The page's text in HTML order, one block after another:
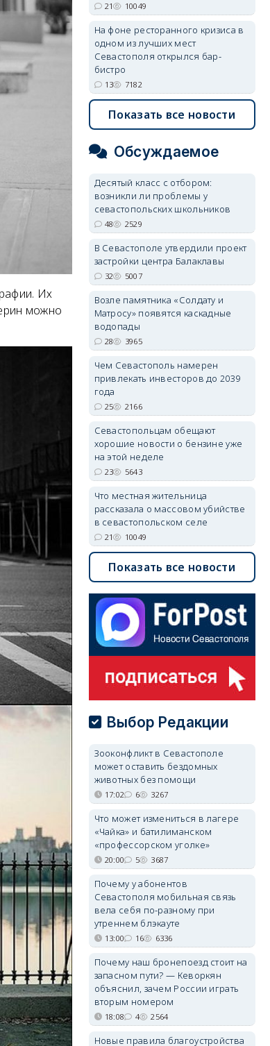
Их
можно
21 10049
На фоне ресторанного кризиса в
одном из лучших мест
Севастополя открылся бар-
бистро
13 7182
Показать все новости
Обсуждаемое
Десятый класс с отбором:
возникли ли проблемы у
севастопольских школьников
48 2529
В Севастополе утвердили проект
застройки центра Балаклавы
32 5007
Возле памятника «Солдату и
Матросу» появятся каскадные
водопады
28 3965
Чем Севастополь намерен
привлекать инвесторов до 2039
года
25 2166
Севастопольцам обещают
хорошие новости о бензине уже
на этой неделе
23 5643
Что местная жительница
рассказала о массовом убийстве
в севастопольском селе
21 10049
Показать все новости
Выбор Редакции
Зооконфликт в Севастополе
может оставить бездомных
животных без помощи
17:02 6 3267
Что может измениться в лагере
«Чайка» и батилиманском
«профессорском уголке»
20:00 5 3687
Почему у абонентов
Севастополя мобильная связь
вела себя по-разному при
утреннем блэкауте
13:00 16 6336
Почему наш бронепоезд стоит на
запасном пути? — Кеворкян
объяснил, зачем России играть
вторым номером
18:08 4 2564
Новые правила благоустройства